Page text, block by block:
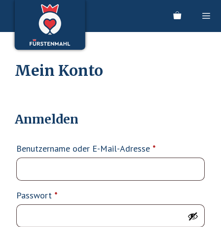
springen
Mein Konto
Anmelden
Benutzername oder E-Mail-Adresse *
Passwort *